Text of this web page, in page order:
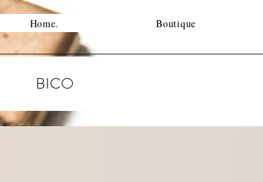
Home. Boutique
BICO